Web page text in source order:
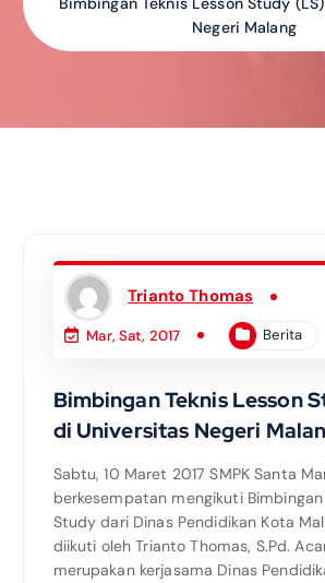
Negeri Malang
Trianto Thomas
Mar, Sat, 2017 Berita
Bimbingan Teknis Lesson
di Universitas Negeri
Sabtu, 10 Maret 2017 SMPK Santa
berkesempatan mengikuti Bimbingan
Study dari Dinas Pendidikan Kota
diikuti oleh Trianto Thomas, S.Pd.
merupakan kerjasama Dinas